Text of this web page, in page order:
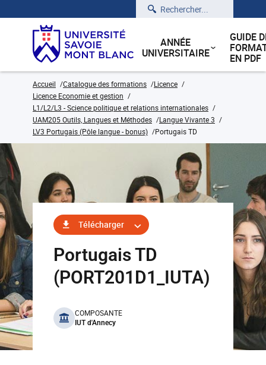
Rechercher
ANNÉE
UNIVERSITAIRE
GUIDE
EN PDF
Accueil Catalogue des formations
Licence
Licence Economie et gestion
L1/L2/L3 - Science politique et relations internationales
UAM205 Outils, Langues et Méthodes
Langue Vivante 3
LV3 Portugais (Pôle langue - bonus)
Portugais TD
Télécharger
Portugais TD
(PORT201D1_IUTA)
benefits
COMPOSANTE
IUT d'Annecy